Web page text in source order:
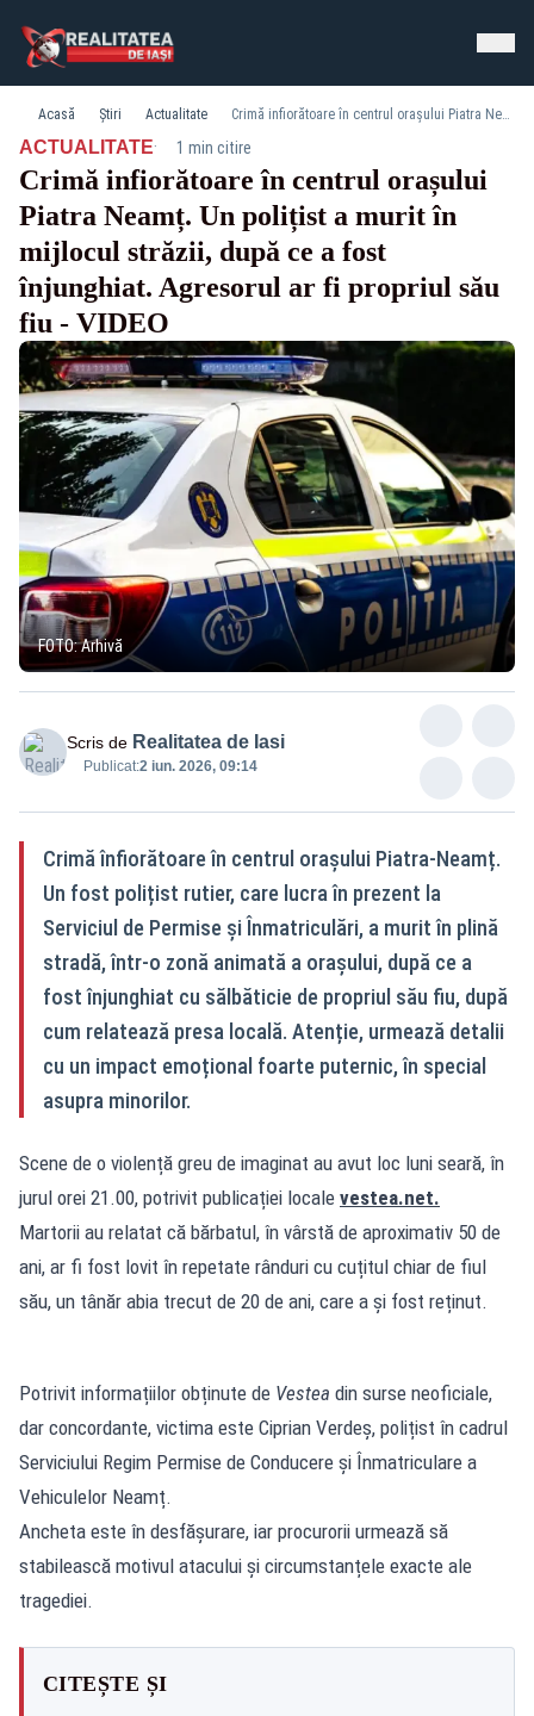
Acasă Știri Actualitate Crimă infiorătoare în centrul orașului Piatra Neamț. Un polițist a murit în mijlocul străzii, după ce a fost înjunghiat. Agresorul ar fi propriul său fiu - VIDEO
ACTUALITATE· 1 min citire
Crimă infiorătoare în centrul orașului
Piatra Neamț. Un polițist a murit în
mijlocul străzii, după ce a fost
înjunghiat. Agresorul ar fi propriul său
fiu - VIDEO
FOTO: Arhivă
Scris de Realitatea de Iasi
Publicat:2 iun. 2026, 09:14
Crimă înfiorătoare în centrul orașului Piatra-Neamț.
Un fost polițist rutier, care lucra în prezent la
Serviciul de Permise și Înmatriculări, a murit în plină
stradă, într-o zonă animată a orașului, după ce a
fost înjunghiat cu sălbăticie de propriul său fiu, după
cum relatează presa locală. Atenție, urmează detalii
cu un impact emoțional foarte puternic, în special
asupra minorilor.
Scene de o violență greu de imaginat au avut loc luni seară, în
jurul orei 21.00, potrivit publicației locale vestea.net.
Martorii au relatat că bărbatul, în vârstă de aproximativ 50 de
ani, ar fi fost lovit în repetate rânduri cu cuțitul chiar de fiul
său, un tânăr abia trecut de 20 de ani, care a și fost reținut.
Potrivit informațiilor obținute de Vestea din surse neoficiale,
dar concordante, victima este Ciprian Verdeș, polițist în cadrul
Serviciului Regim Permise de Conducere și Înmatriculare a
Vehiculelor Neamț.
Ancheta este în desfășurare, iar procurorii urmează să
stabilească motivul atacului și circumstanțele exacte ale
tragediei.
CITEȘTE ȘI